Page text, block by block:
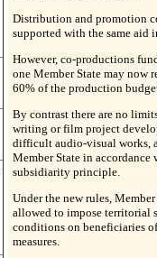
Distribution and promotion
supported with the same aid
However, co-productions
one Member State may now
60% of the production
By contrast there are no
writing or film project
difficult audio-visual works,
Member State in accordance
subsidiarity principle.
Under the new rules,
allowed to impose territorial
conditions on beneficiaries
measures.